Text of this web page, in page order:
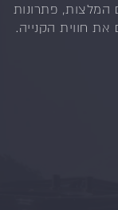
המלצות, פתרונות
את חווית הקנייה.